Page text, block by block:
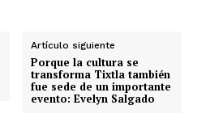
Artículo siguiente
Porque la cultura se
transforma Tixtla también
fue sede de un importante
evento: Evelyn Salgado